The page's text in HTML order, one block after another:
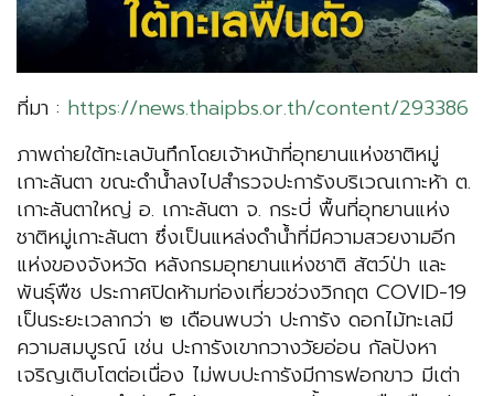
ที่มา : https://news.thaipbs.or.th/content/293386
ภาพถ่ายใต้ทะเลบันทึกโดยเจ้าหน้าที่อุทยานแห่งชาติหมู่
เกาะลันตา ขณะดำน้ำลงไปสำรวจปะการังบริเวณเกาะห้า ต.
เกาะลันตาใหญ่ อ. เกาะลันตา จ. กระบี่ พื้นที่อุทยานแห่ง
ชาติหมู่เกาะลันตา ซึ่งเป็นแหล่งดำน้ำที่มีความสวยงามอีก
แห่งของจังหวัด หลังกรมอุทยานแห่งชาติ สัตว์ป่า และ
พันธ์ุพืช ประกาศปิดห้ามท่องเที่ยวช่วงวิกฤต COVID-19
เป็นระยะเวลากว่า ๒ เดือนพบว่า ปะการัง ดอกไม้ทะเลมี
ความสมบูรณ์ เช่น ปะการังเขากวางวัยอ่อน กัลปังหา
เจริญเติบโตต่อเนื่อง ไม่พบปะการังมีการฟอกขาว มีเต่า